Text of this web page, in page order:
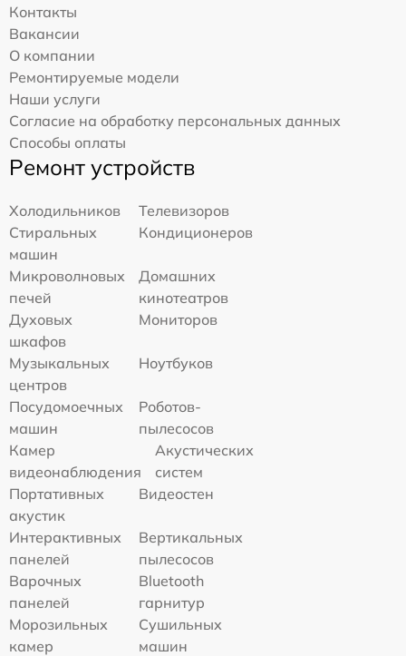
Контакты
Вакансии
О компании
Ремонтируемые модели
Наши услуги
Согласие на обработку персональных данных
Способы оплаты
Ремонт устройств
Холодильников
Телевизоров
Стиральных
машин
Кондиционеров
Микроволновых
печей
Домашних
кинотеатров
Духовых
шкафов
Мониторов
Музыкальных
центров
Ноутбуков
Посудомоечных
машин
Роботов-
пылесосов
Камер
видеонаблюдения
Акустических
систем
Портативных
акустик
Видеостен
Интерактивных
панелей
Вертикальных
пылесосов
Варочных
панелей
Bluetooth
гарнитур
Морозильных
камер
Сушильных
машин